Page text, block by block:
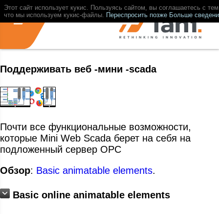
Этот сайт использует кукис. Пользуясь сайтом, вы соглашаетесь с
что мы используем кукис-файлы. Переспросить позже Больше
Поддерживать веб -мини -scada
Почти все функциональные возможности,
которые Mini Web Scada берет на себя на
подложенный сервер OPC
Обзор: Basic animatable elements.
Basic online animatable elements